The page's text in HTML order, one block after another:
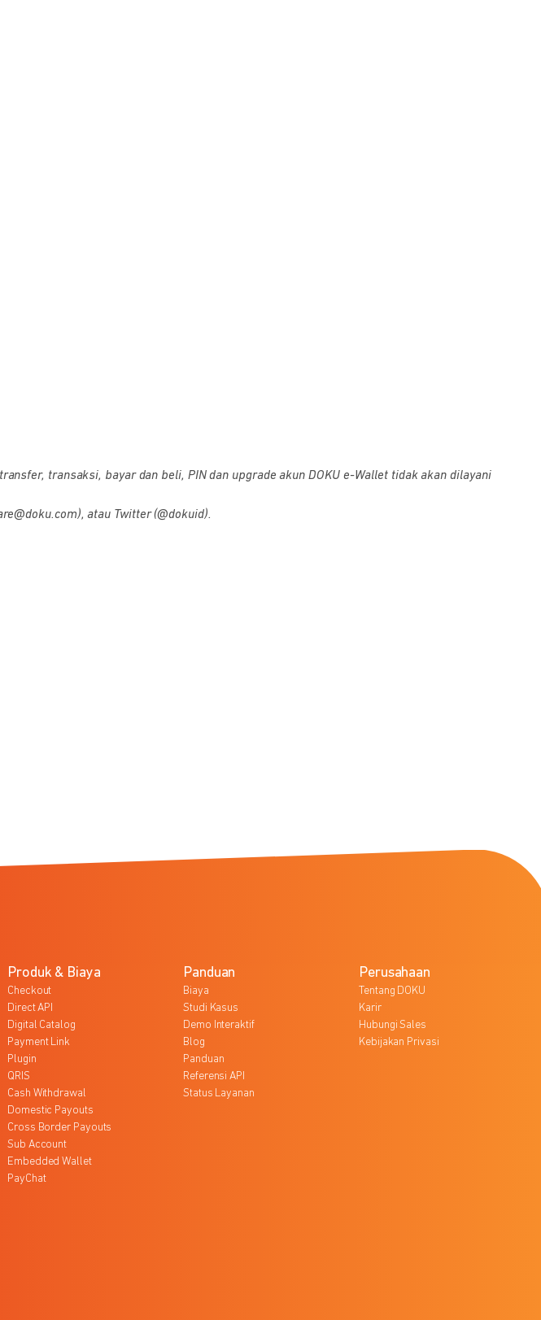
transaksi, bayar dan beli, PIN dan upgrade akun DOKU e-Wallet tidak akan dilayani
atau Twitter (@dokuid).
Produk & Biaya
Checkout
Direct API
Digital Catalog
Payment Link
Plugin
QRIS
Cash Withdrawal
Domestic Payouts
Cross Border Payouts
Sub Account
Embedded Wallet
PayChat
Panduan
Biaya
Studi Kasus
Demo Interaktif
Blog
Panduan
Referensi API
Status Layanan
Perusahaan
Tentang DOKU
Karir
Hubungi Sales
Kebijakan Privasi